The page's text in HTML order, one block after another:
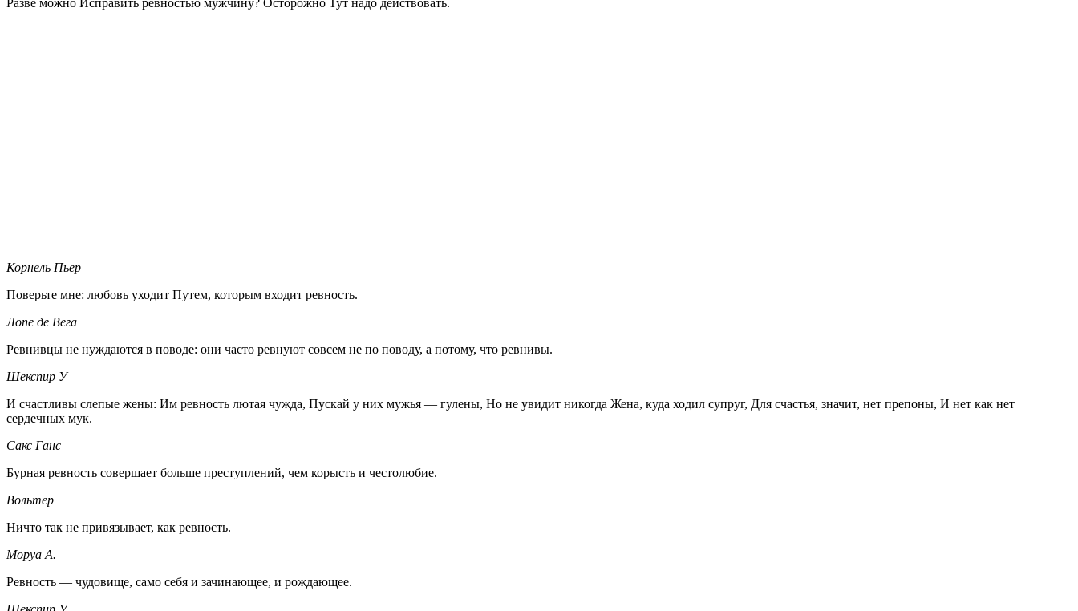
Корнель Пьер
Поверьте мне: любовь уходит Путем, которым входит ревность.
Лопе де Вега
Ревнивцы не нуждаются в поводе: они часто ревнуют совсем не по поводу, а потому, что ревнивы.
Шекспир У
И счастливы слепые жены: Им ревность лютая чужда, Пускай у них мужья — гулены, Но не увидит никогда Жена, куда ходил супруг, Для счастья, значит, нет препоны, И нет как нет
сердечных мук.
Сакс Ганс
Бурная ревность совершает больше преступлений, чем корысть и честолюбие.
Вольтер
Ничто так не привязывает, как ревность.
Моруа А.
Ревность — чудовище, само себя и зачинающее, и рождающее.